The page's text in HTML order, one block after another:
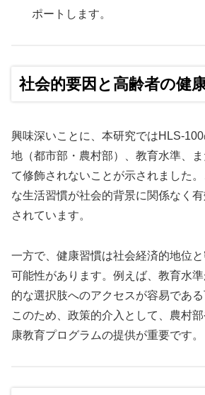
ポートします。
社会的要因と高齢者の健
興味深いことに、本研究ではHLS-
地（都市部・農村部）、教育水準、
て修飾されないことが示されました
な生活習慣が社会的背景に関係なく
されています。
一方で、健康習慣は社会経済的地位
可能性があります。例えば、教育水
的な選択肢へのアクセスが容易である
このため、政策的介入として、農村
康教育プログラムの提供が重要です。